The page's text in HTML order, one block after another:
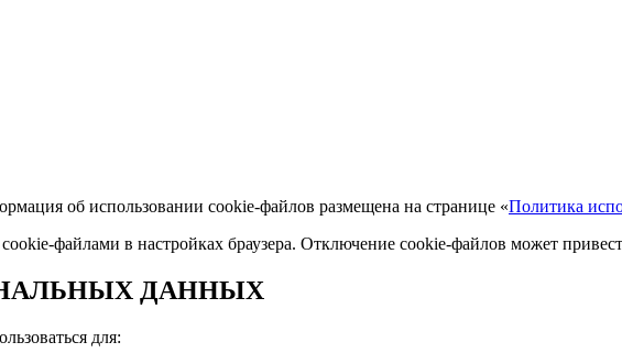
об использовании cookie-файлов размещена на странице «Политика
cookie-файлами в настройках браузера. Отключение cookie-файлов может
ДАННЫХ
для: